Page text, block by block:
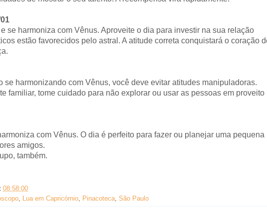
se harmoniza com Vênus. Aproveite o dia para investir na sua relação
estão favorecidos pelo astral. A atitude correta conquistará o coração
se harmonizando com Vênus, você deve evitar atitudes manipuladoras.
familiar, tome cuidado para não explorar ou usar as pessoas em proveito
com Vênus. O dia é perfeito para fazer ou planejar uma pequena
amigos.
também.
08:58:00
Lua em Capricórnio Pinacoteca São Paulo